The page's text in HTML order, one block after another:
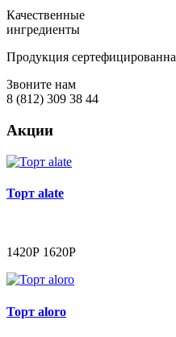
Качественные
ингредиенты
Продукция сертефицированна
Звоните нам
8 (812) 309 38 44
Акции
Торт alate
1420Р 1620Р
Торт aloro